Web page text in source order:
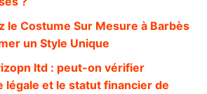
le Costume Sur Mesure à Barbès
un Style Unique
ltd : peut-on vérifier
légale et le statut financier de